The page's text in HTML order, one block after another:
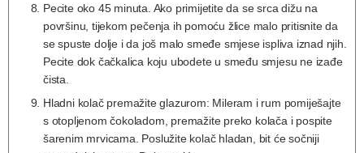
Pecite oko 45 minuta. Ako primijetite da se srca dižu na
površinu, tijekom pečenja ih pomoću žlice malo pritisnite da
se spuste dolje i da još malo smeđe smjese ispliva iznad njih.
Pecite dok čačkalica koju ubodete u smeđu smjesu ne izađe
čista.
Hladni kolač premažite glazurom: Mileram i rum pomiješajte
s otopljenom čokoladom, premažite preko kolača i pospite
šarenim mrvicama. Poslužite kolač hladan, bit će sočniji